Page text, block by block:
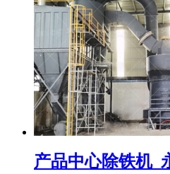
产品中心除铁机_